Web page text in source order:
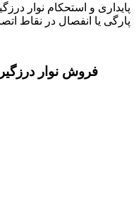
پایداری و استحکام نوار
پارگی یا انفصال در نقاط
فروش نوار